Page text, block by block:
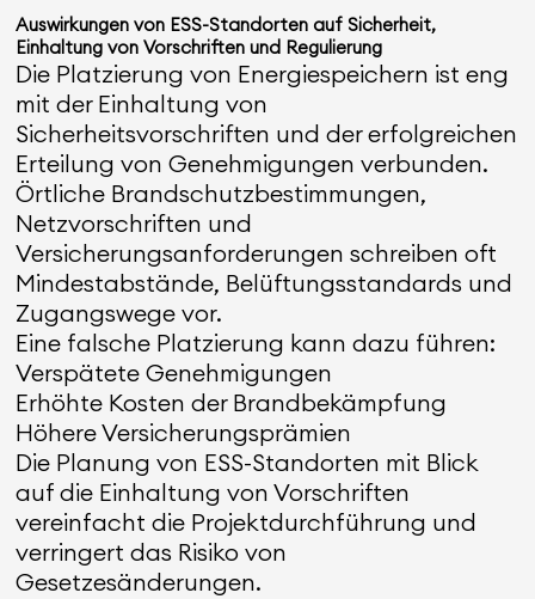
Auswirkungen von ESS-Standorten auf Sicherheit,
Einhaltung von Vorschriften und Regulierung
Die Platzierung von Energiespeichern ist eng
mit der Einhaltung von
Sicherheitsvorschriften und der erfolgreichen
Erteilung von Genehmigungen verbunden.
Örtliche Brandschutzbestimmungen,
Netzvorschriften und
Versicherungsanforderungen schreiben oft
Mindestabstände, Belüftungsstandards und
Zugangswege vor.
Eine falsche Platzierung kann dazu führen:
Verspätete Genehmigungen
Erhöhte Kosten der Brandbekämpfung
Höhere Versicherungsprämien
Die Planung von ESS-Standorten mit Blick
auf die Einhaltung von Vorschriften
vereinfacht die Projektdurchführung und
verringert das Risiko von
Gesetzesänderungen.